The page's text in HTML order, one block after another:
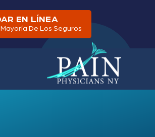
EN LÍNEA
De Los Seguros